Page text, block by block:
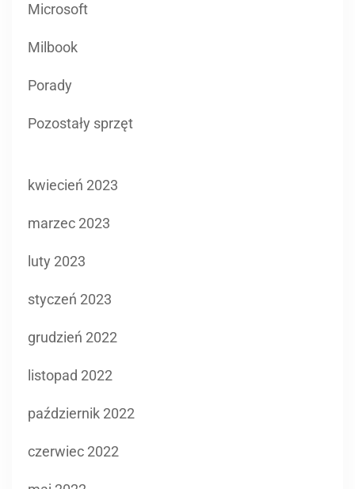
Microsoft
Milbook
Porady
Pozostały sprzęt
kwiecień 2023
marzec 2023
luty 2023
styczeń 2023
grudzień 2022
listopad 2022
październik 2022
czerwiec 2022